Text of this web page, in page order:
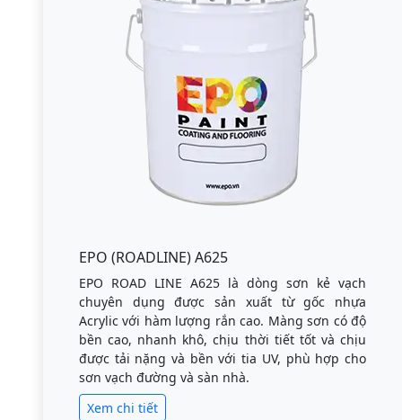
EPO (ROADLINE) A625
EPO ROAD LINE A625 là dòng sơn kẻ vạch
chuyên dụng được sản xuất từ gốc nhựa
Acrylic với hàm lượng rắn cao. Màng sơn có độ
bền cao, nhanh khô, chịu thời tiết tốt và chịu
được tải nặng và bền với tia UV, phù hợp cho
sơn vạch đường và sàn nhà.
Xem chi tiết